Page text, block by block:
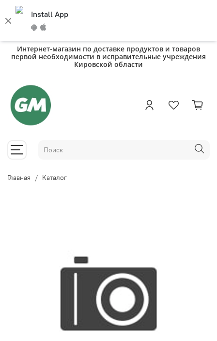
Install App
Интернет-магазин по доставке продуктов и товаров
первой необходимости в исправительные учреждения
Кировской области
Главная Каталог